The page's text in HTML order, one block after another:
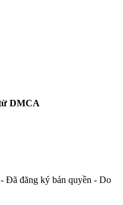
DMCA
Đã đăng ký bản quyền - Do